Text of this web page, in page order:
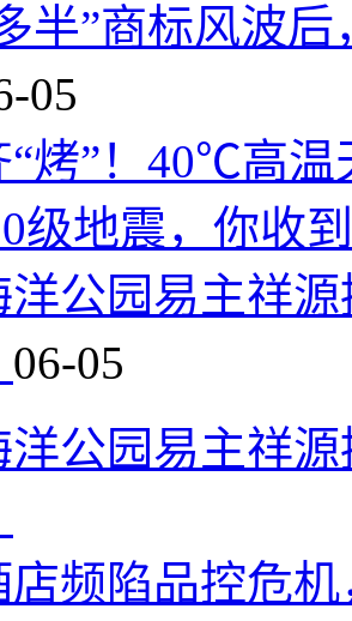
半”商标风波
05
“烤”！40℃高
级地震，你收
洋公园易主祥
06-05
洋公园易主祥
店频陷品控危